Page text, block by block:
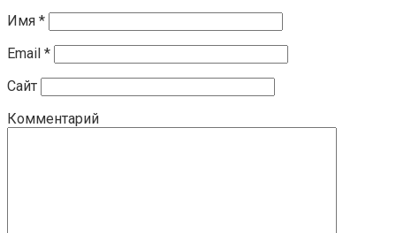
Имя *
Email *
Сайт
Комментарий